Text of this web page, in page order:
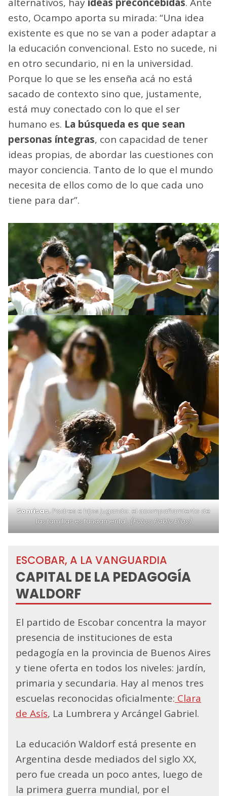
alternativos, hay ideas preconcebidas. Ante
esto, Ocampo aporta su mirada: “Una idea
existente es que no se van a poder adaptar a
la educación convencional. Esto no sucede, ni
en otro secundario, ni en la universidad.
Porque lo que se les enseña acá no está
sacado de contexto sino que, justamente,
está muy conectado con lo que el ser
humano es. La búsqueda es que sean
personas íntegras, con capacidad de tener
ideas propias, de abordar las cuestiones con
mayor conciencia. Tanto de lo que el mundo
necesita de ellos como de lo que cada uno
tiene para dar”.
Sonrisas.Padres e hijos jugando: el acompañamiento de
las familias es fundamental. (Fotos: Pablo Elías)
ESCOBAR, A LA VANGUARDIA
CAPITAL DE LA PEDAGOGÍA
WALDORF
El partido de Escobar concentra la mayor
presencia de instituciones de esta
pedagogía en la provincia de Buenos Aires
y tiene oferta en todos los niveles: jardín,
primaria y secundaria. Hay al menos tres
escuelas reconocidas oficialmente: Clara
de Asís, La Lumbrera y Arcángel Gabriel.
La educación Waldorf está presente en
Argentina desde mediados del siglo XX,
pero fue creada un poco antes, luego de
la primera guerra mundial, por el